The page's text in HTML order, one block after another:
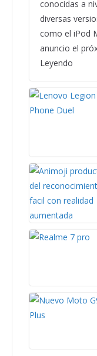
conocidas a
diversas
como el iPod
anuncio el
Leyendo